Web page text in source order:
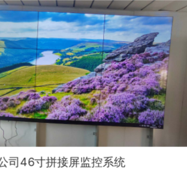
司46寸拼接屏监控系统